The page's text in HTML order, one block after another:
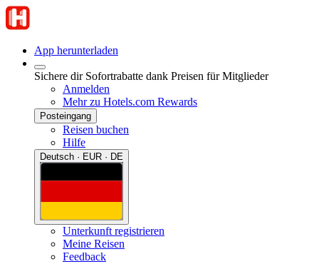
App herunterladen
Sichere dir Sofortrabatte dank Preisen für Mitglieder
Anmelden
Mehr zu Hotels.com Rewards
Posteingang
Reisen buchen
Hilfe
Deutsch · EUR · DE
Unterkunft registrieren
Meine Reisen
Feedback